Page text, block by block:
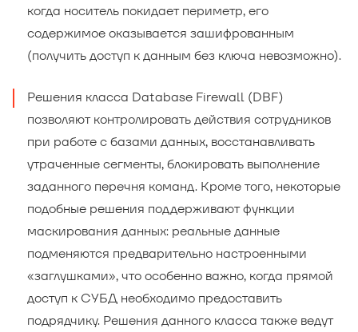
когда носитель покидает периметр, его
содержимое оказывается зашифрованным
(получить доступ к данным без ключа невозможно).
Решения класса Database Firewall (DBF)
позволяют контролировать действия сотрудников
при работе с базами данных, восстанавливать
утраченные сегменты, блокировать выполнение
заданного перечня команд. Кроме того, некоторые
подобные решения поддерживают функции
маскирования данных: реальные данные
подменяются предварительно настроенными
«заглушками», что особенно важно, когда прямой
доступ к СУБД необходимо предоставить
подрядчику. Решения данного класса также ведут